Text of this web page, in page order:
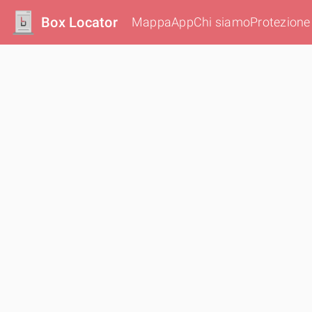
Box Locator MappaAppChi siamo